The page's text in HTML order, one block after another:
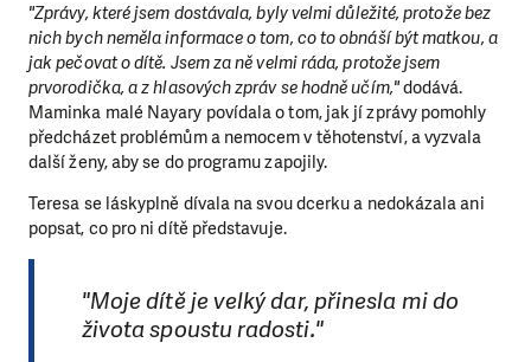
"Zprávy, které jsem dostávala, byly velmi důležité, protože bez
nich bych neměla informace o tom, co to obnáší být matkou, a
jak pečovat o dítě. Jsem za ně velmi ráda, protože jsem
prvorodička, a z hlasových zpráv se hodně učím,"dodává.
Maminka malé Nayary povídala o tom, jak jí zprávy pomohly
předcházet problémům a nemocem v těhotenství, a vyzvala
další ženy, aby se do programu zapojily.
Teresa se láskyplně dívala na svou dcerku a nedokázala ani
popsat, co pro ni dítě představuje.
"Moje dítě je velký dar, přinesla mi do
života spoustu radosti."